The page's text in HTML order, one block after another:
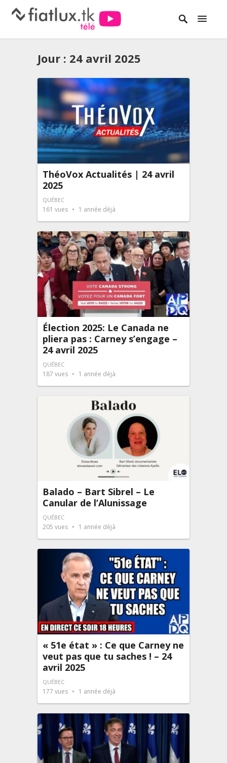
Jour : 24 avril 2025
ThéoVox Actualités | 24 avril
2025
QUÉBEC
161 vues 1 année déjà
Élection 2025: Le Canada ne
pliera pas : Carney s’engage –
24 avril 2025
QUÉBEC
187 vues 1 année déjà
Balado – Bart Sibrel – Le
Canular de l’Alunissage
QUÉBEC
205 vues 1 année déjà
« 51e état » : Ce que Carney ne
veut pas que tu saches ! – 24
avril 2025
QUÉBEC
177 vues 1 année déjà